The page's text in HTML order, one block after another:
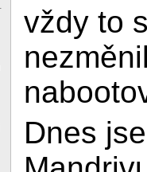
vždy to
Dnes